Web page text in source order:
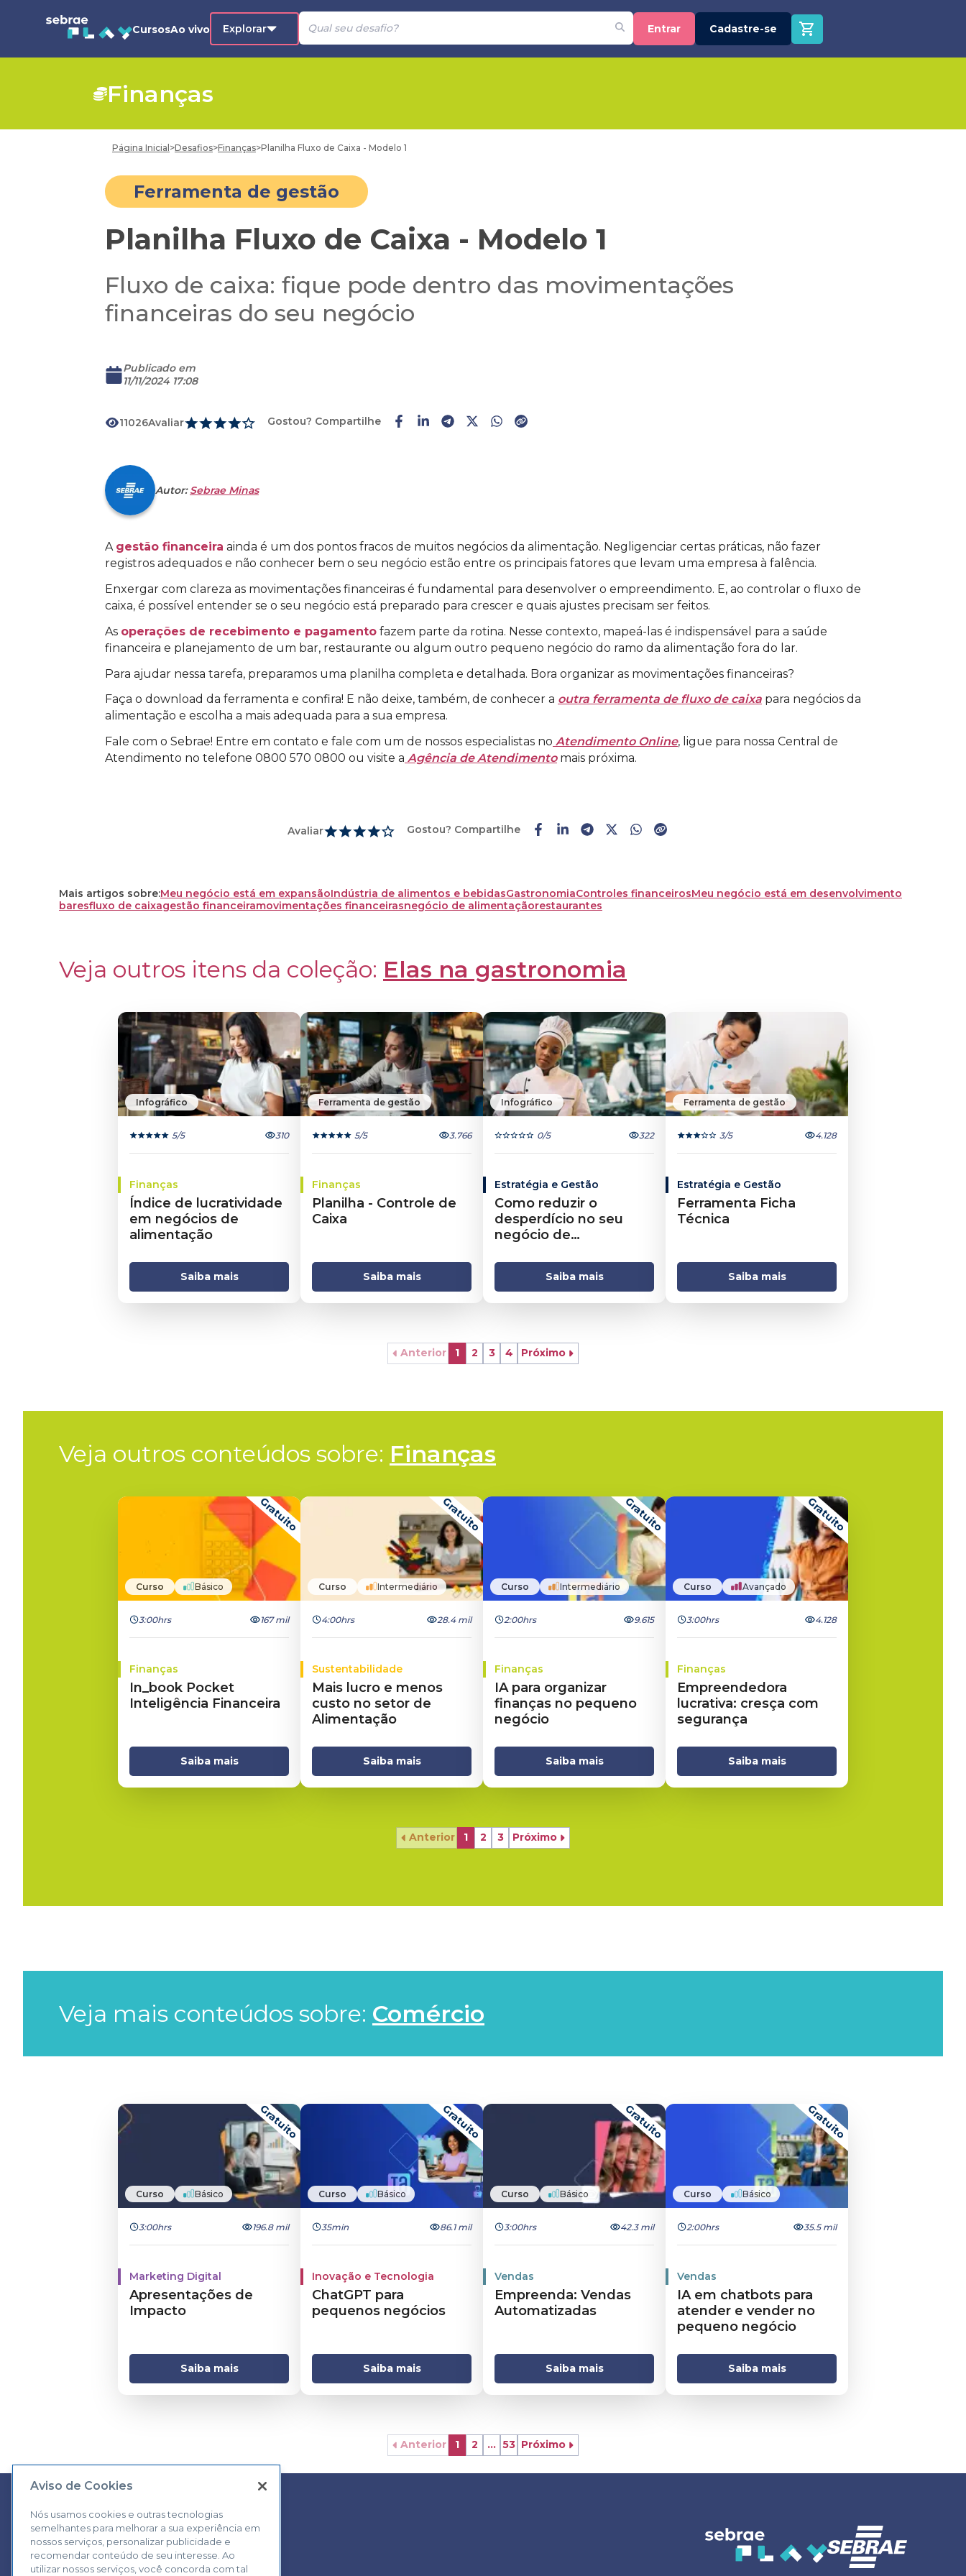
CursosAo vivo Explorar Entrar Cadastre-se
Finanças
Página Inicial >Desafios>Finanças>Planilha Fluxo de Caixa - Modelo 1
Ferramenta de gestão
Planilha Fluxo de Caixa - Modelo 1
Fluxo de caixa: fique pode dentro das movimentações
financeiras do seu negócio
Publicado em
11/11/2024 17:08
11026Avaliar Gostou? Compartilhe
Autor:Sebrae Minas
A gestão financeira ainda é um dos pontos fracos de muitos negócios da alimentação. Negligenciar certas práticas, não fazer
registros adequados e não conhecer bem o seu negócio estão entre os principais fatores que levam uma empresa à falência.
Enxergar com clareza as movimentações financeiras é fundamental para desenvolver o empreendimento. E, ao controlar o fluxo de
caixa, é possível entender se o seu negócio está preparado para crescer e quais ajustes precisam ser feitos.
As operações de recebimento e pagamento fazem parte da rotina. Nesse contexto, mapeá-las é indispensável para a saúde
financeira e planejamento de um bar, restaurante ou algum outro pequeno negócio do ramo da alimentação fora do lar.
Para ajudar nessa tarefa, preparamos uma planilha completa e detalhada. Bora organizar as movimentações financeiras?
Faça o download da ferramenta e confira! E não deixe, também, de conhecer a outra ferramenta de fluxo de caixa para negócios da
alimentação e escolha a mais adequada para a sua empresa.
Fale com o Sebrae! Entre em contato e fale com um de nossos especialistas no Atendimento Online, ligue para nossa Central de
Atendimento no telefone 0800 570 0800 ou visite a Agência de Atendimentomais próxima.
Avaliar Gostou? Compartilhe
Mais artigos sobre:Meu negócio está em expansãoIndústria de alimentos e bebidasGastronomiaControles financeirosMeu negócio está em desenvolvimento
baresfluxo de caixagestão financeiramovimentações financeirasnegócio de alimentaçãorestaurantes
Veja outros itens da coleção: Elas na gastronomia
Infográfico
5/5 310
Finanças
Índice de lucratividade
em negócios de
alimentação
Saiba mais
Ferramenta de gestão
5/5 3.766
Finanças
Planilha - Controle de
Caixa
Saiba mais
Infográfico
0/5 322
Estratégia e Gestão
Como reduzir o
desperdício no seu
negócio de
Saiba mais
Ferramenta de gestão
3/5 4.128
Estratégia e Gestão
Ferramenta Ficha
Técnica
Saiba mais
Anterior 1 2 3 4 Próximo
Veja outros conteúdos sobre: Finanças
Gratuito
Curso Básico
3:00hrs 167 mil
Finanças
In_book Pocket
Inteligência Financeira
Saiba mais
Gratuito
Curso Intermediário
4:00hrs 28.4 mil
Sustentabilidade
Mais lucro e menos
custo no setor de
Alimentação
Saiba mais
Gratuito
Curso Intermediário
2:00hrs 9.615
Finanças
IA para organizar
finanças no pequeno
negócio
Saiba mais
Gratuito
Curso Avançado
3:00hrs 4.128
Finanças
Empreendedora
lucrativa: cresça com
segurança
Saiba mais
Anterior 1 2 3 Próximo
Veja mais conteúdos sobre: Comércio
Gratuito
Curso Básico
3:00hrs 196.8 mil
Marketing Digital
Apresentações de
Impacto
Saiba mais
Gratuito
Curso Básico
35min 86.1 mil
Inovação e Tecnologia
ChatGPT para
pequenos negócios
Saiba mais
Gratuito
Curso Básico
3:00hrs 42.3 mil
Vendas
Empreenda: Vendas
Automatizadas
Saiba mais
Gratuito
Curso Básico
2:00hrs 35.5 mil
Vendas
IA em chatbots para
atender e vender no
pequeno negócio
Saiba mais
Anterior 1 2 ... 53 Próximo
Central de Atendimento:
0800 570 0800
Aviso de Cookies
Nós usamos cookies e outras tecnologias
semelhantes para melhorar a sua experiência em
nossos serviços, personalizar publicidade e
recomendar conteúdo de seu interesse. Ao
utilizar nossos serviços, você concorda com tal